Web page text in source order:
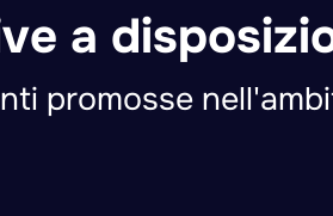
a
promosse